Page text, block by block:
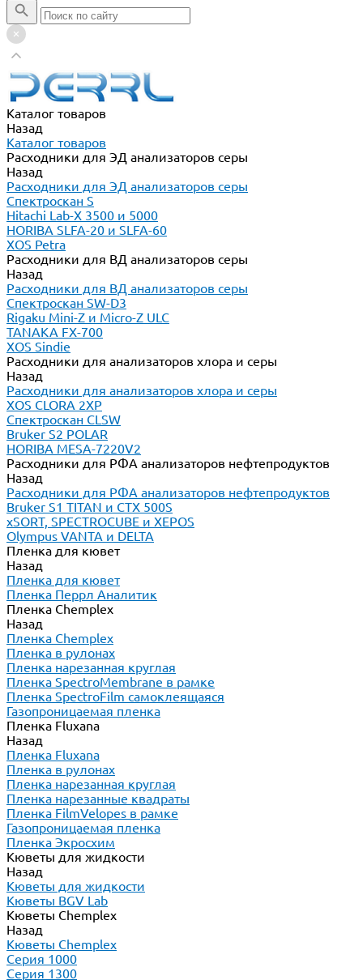
Каталог товаров
Назад
Каталог товаров
Расходники для ЭД анализаторов серы
Назад
Расходники для ЭД анализаторов серы
Спектроскан S
Hitachi Lab-X 3500 и 5000
HORIBA SLFA-20 и SLFA-60
XOS Petra
Расходники для ВД анализаторов серы
Назад
Расходники для ВД анализаторов серы
Спектроскан SW-D3
Rigaku Mini-Z и Micro-Z ULC
TANAKA FX-700
XOS Sindie
Расходники для анализаторов хлора и серы
Назад
Расходники для анализаторов хлора и серы
XOS CLORA 2XP
Спектроскан CLSW
Bruker S2 POLAR
HORIBA MESA-7220V2
Расходники для РФА анализаторов нефтепродуктов
Назад
Расходники для РФА анализаторов нефтепродуктов
Bruker S1 TITAN и CTX 500S
xSORT, SPECTROCUBE и XEPOS
Olympus VANTA и DELTA
Пленка для кювет
Назад
Пленка для кювет
Пленка Перрл Аналитик
Пленка Chemplex
Назад
Пленка Chemplex
Пленка в рулонах
Пленка нарезанная круглая
Пленка SpectroMembrane в рамке
Пленка SpectroFilm самоклеящаяся
Газопроницаемая пленка
Пленка Fluxana
Назад
Пленка Fluxana
Пленка в рулонах
Пленка нарезанная круглая
Пленка нарезанные квадраты
Пленка FilmVelopes в рамке
Газопроницаемая пленка
Пленка Экросхим
Кюветы для жидкости
Назад
Кюветы для жидкости
Кюветы BGV Lab
Кюветы Chemplex
Назад
Кюветы Chemplex
Серия 1000
Серия 1300